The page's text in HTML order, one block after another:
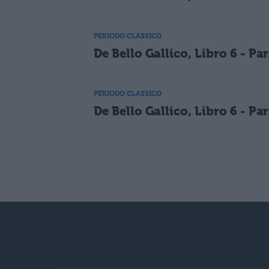
PERIODO CLASSICO
De Bello Gallico, Libro 6 -
PERIODO CLASSICO
De Bello Gallico, Libro 6 -